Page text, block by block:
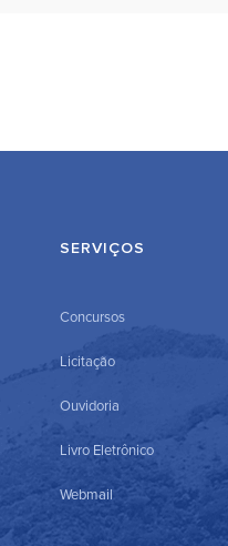
SERVIÇOS
Concursos
Licitação
Ouvidoria
Livro Eletrônico
Webmail